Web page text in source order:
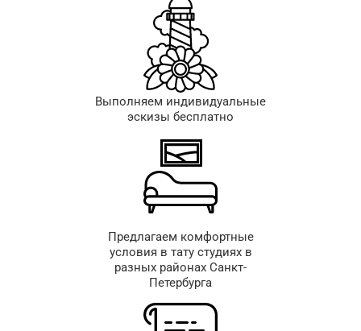
Выполняем индивидуальные
эскизы бесплатно
Предлагаем комфортные
условия в тату студиях в
разных районах Санкт-
Петербурга